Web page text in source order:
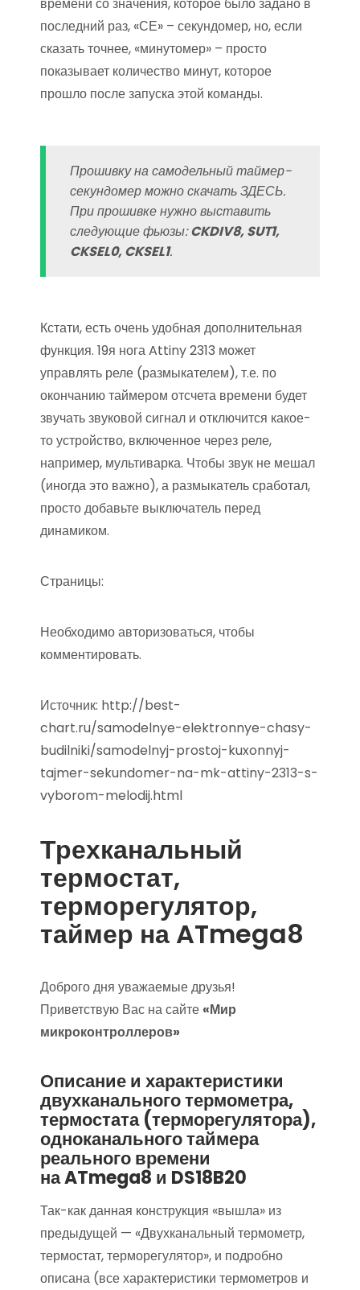
последний раз, «СЕ» – секундомер, но, если
сказать точнее, «минутомер» – просто
показывает количество минут, которое
прошло после запуска этой команды.
Прошивку на самодельный таймер-
секундомер можно скачать ЗДЕСЬ.
При прошивке нужно выставить
следующие фьюзы:CKDIV8, SUT1,
CKSEL0, CKSEL1.
Кстати, есть очень удобная дополнительная
функция. 19я нога Attiny 2313 может
управлять реле (размыкателем), т.е. по
окончанию таймером отсчета времени будет
звучать звуковой сигнал и отключится какое-
то устройство, включенное через реле,
например, мультиварка. Чтобы звук не мешал
(иногда это важно), а размыкатель сработал,
просто добавьте выключатель перед
динамиком.
Страницы:
Необходимо авторизоваться, чтобы
комментировать.
Источник: http://best-
chart.ru/samodelnye-elektronnye-chasy-
budilniki/samodelnyj-prostoj-kuxonnyj-
tajmer-sekundomer-na-mk-attiny-2313-s-
vyborom-melodij.html
Трехканальный
термостат,
терморегулятор,
таймер на ATmega8
Доброго дня уважаемые друзья!
Приветствую Вас на сайте «Мир
микроконтроллеров»
Описание и характеристики
двухканального термометра,
термостата (терморегулятора),
одноканального таймера
реального времени
на ATmega8 и DS18B20
Так-как данная конструкция «вышла» из
предыдущей — «Двухканальный термометр,
термостат, терморегулятор», и подробно
описана (все характеристики термометров и